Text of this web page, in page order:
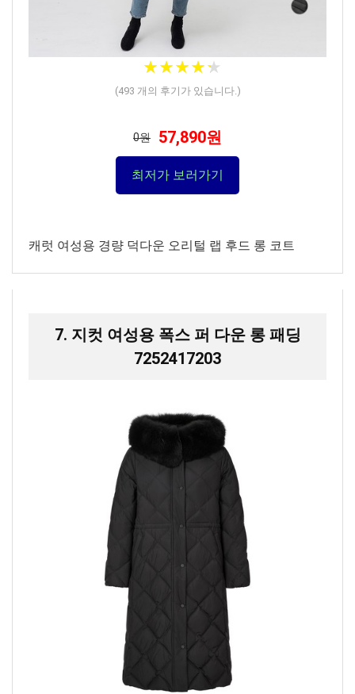
★★★★★
★★★★★
(493 개의 후기가 있습니다.)
0원 57,890원
최저가 보러가기
캐럿 여성용 경량 덕다운 오리털 랩 후드 롱 코트
7. 지컷 여성용 폭스 퍼 다운 롱 패딩
7252417203